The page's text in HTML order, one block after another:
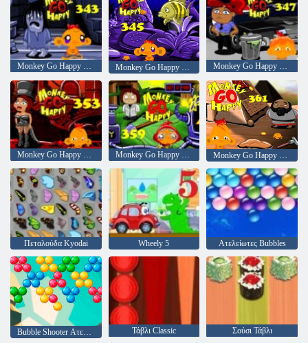
Monkey Go Happy Stage 343, Monkey Go Happy Stage 347
Monkey Go Happy Stage 353 Monkey Go Happy Stage 359 Monkey Go Happy Stage 361
Πεταλούδα Kyodai Wheely 5 Ατελείωτες Bubbles
Τάβλι Classic Σούσι Τάβλι